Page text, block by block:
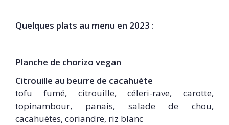
Quelques plats au menu en 2023 :
Planche de chorizo vegan
Citrouille au beurre de cacahuète
tofu fumé, citrouille, céleri-rave, carotte,
topinambour, panais, salade de chou,
cacahuètes, coriandre, riz blanc